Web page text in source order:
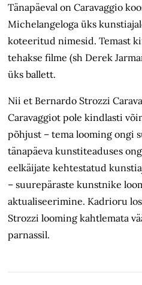
Tänapäeval on Caravaggio
Michelangeloga üks
koteeritud nimesid. Temast
tehakse filme (sh Derek
üks ballett.
Nii et Bernardo Strozzi
Caravaggiot pole kindlasti
põhjust – tema looming ongi
tänapäeva kunstiteaduses
eelkäijate kehtestatud
– suurepäraste kunstnike
aktualiseerimine. Kadrioru
Strozzi looming kahtlemata
parnassil.